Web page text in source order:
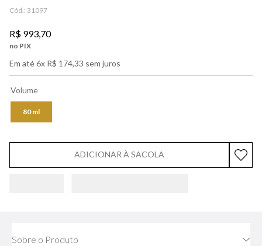
Cód.: 31097
R$ 993,70
no PIX
Em até6x R$ 174,33 sem juros
Volume
80 ml
ADICIONAR À SACOLA
Sobre o Produto